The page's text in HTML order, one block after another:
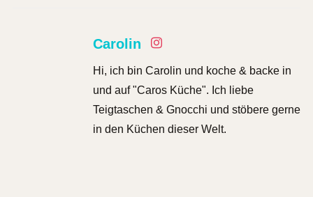
Carolin
Hi, ich bin Carolin und koche & backe in
und auf "Caros Küche". Ich liebe
Teigtaschen & Gnocchi und stöbere gerne
in den Küchen dieser Welt.